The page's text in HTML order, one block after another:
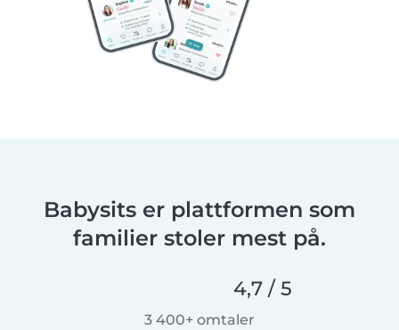
Babysits er plattformen som
familier stoler mest på.
4,7 / 5
3 400+ omtaler